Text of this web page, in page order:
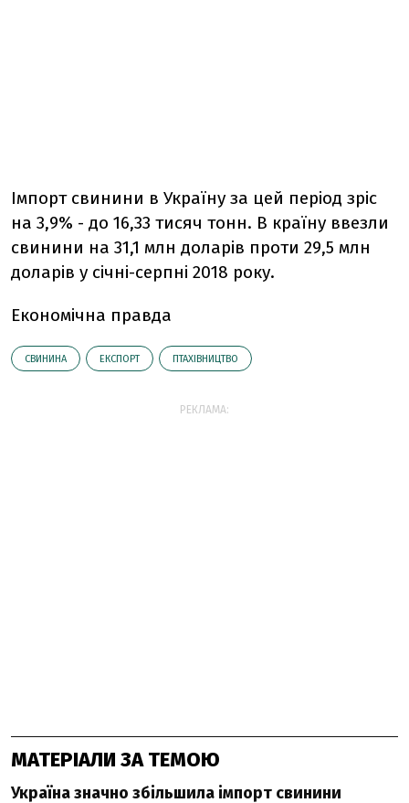
Імпорт свинини в Україну за цей період зріс
на 3,9% - до 16,33 тисяч тонн. В країну ввезли
свинини на 31,1 млн доларів проти 29,5 млн
доларів у січні-серпні 2018 року.
Економічна правда
СВИНИНА ЕКСПОРТ ПТАХІВНИЦТВО
РЕКЛАМА:
МАТЕРІАЛИ ЗА ТЕМОЮ
Україна значно збільшила імпорт свинини